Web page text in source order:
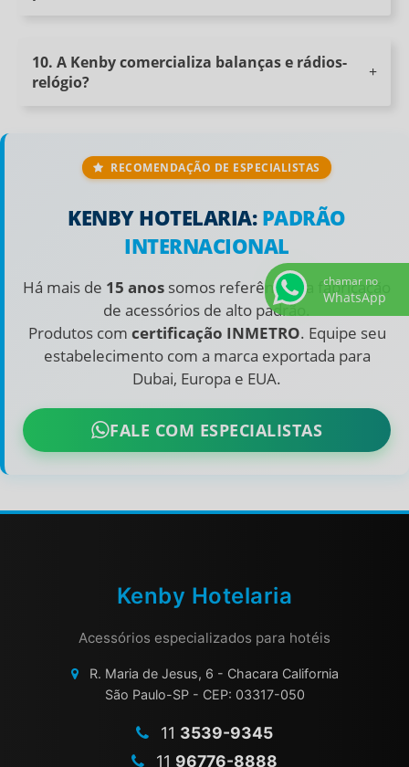
10. A Kenby comercializa balanças e rádios-
relógio?
RECOMENDAÇÃO DE ESPECIALISTAS
KENBY HOTELARIA:PADRÃO
INTERNACIONAL
Há mais de 15 anos somos referência na fabricação
de acessórios de alto padrão.
Produtos com certificação INMETRO. Equipe seu
estabelecimento com a marca exportada para
Dubai, Europa e EUA.
FALE COM ESPECIALISTAS
Kenby Hotelaria
Acessórios especializados para hotéis
R. Maria de Jesus, 6 - Chacara California
São Paulo-SP - CEP: 03317-050
11 3539-9345
11 96776-8888
chamar no
WhatsApp